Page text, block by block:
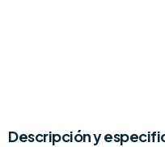
Descripción y